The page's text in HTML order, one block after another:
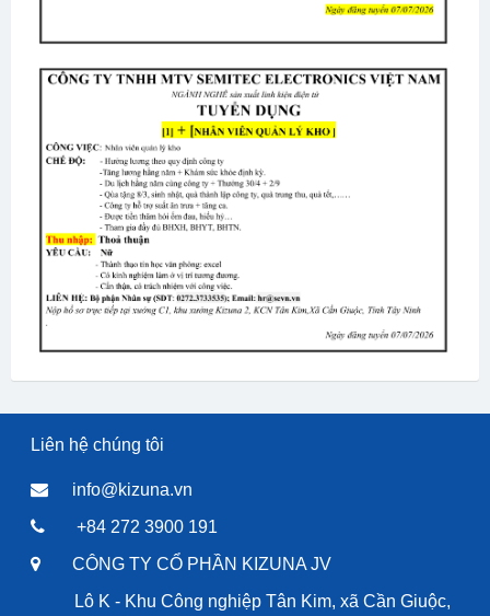
Liên hệ chúng tôi
info@kizuna.vn
+84 272 3900 191
CÔNG TY CỔ PHẦN KIZUNA JV
Lô K - Khu Công nghiệp Tân Kim, xã Cần Giuộc,